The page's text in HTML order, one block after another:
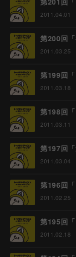
2011.04.01
第200回
2011.03.25
第199回「
2011.03.18
第198回
2011.03.11
第197回「
2011.03.04
第196回
2011.02.25
第195回
2011.02.18